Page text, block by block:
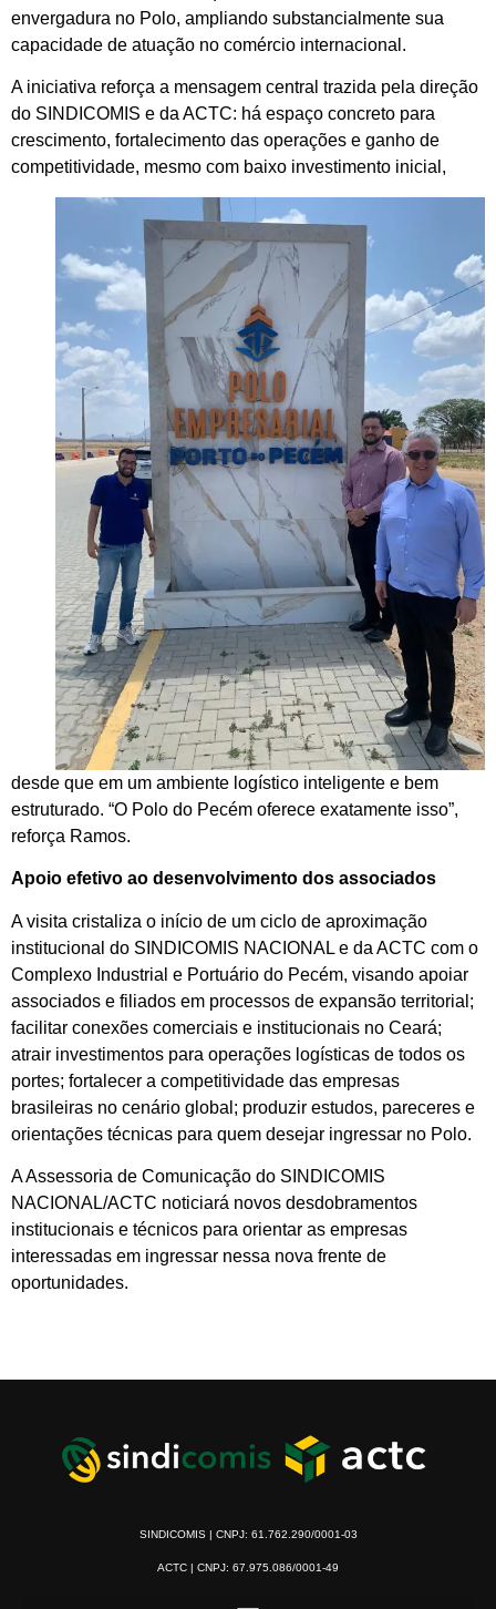
envergadura no Polo, ampliando substancialmente sua
capacidade de atuação no comércio internacional.
A iniciativa reforça a mensagem central trazida pela direção
do SINDICOMIS e da ACTC: há espaço concreto para
crescimento, fortalecimento das operações e ganho de
competitividade, mesmo com baixo investimento inicial,
desde que em um ambiente logístico inteligente e bem
estruturado. “O Polo do Pecém oferece exatamente isso”,
reforça Ramos.
Apoio efetivo ao desenvolvimento dos associados
A visita cristaliza o início de um ciclo de aproximação
institucional do SINDICOMIS NACIONAL e da ACTC com o
Complexo Industrial e Portuário do Pecém, visando apoiar
associados e filiados em processos de expansão territorial;
facilitar conexões comerciais e institucionais no Ceará;
atrair investimentos para operações logísticas de todos os
portes; fortalecer a competitividade das empresas
brasileiras no cenário global; produzir estudos, pareceres e
orientações técnicas para quem desejar ingressar no Polo.
A Assessoria de Comunicação do SINDICOMIS
NACIONAL/ACTC noticiará novos desdobramentos
institucionais e técnicos para orientar as empresas
interessadas em ingressar nessa nova frente de
oportunidades.
SINDICOMIS | CNPJ: 61.762.290/0001-03
ACTC | CNPJ: 67.975.086/0001-49